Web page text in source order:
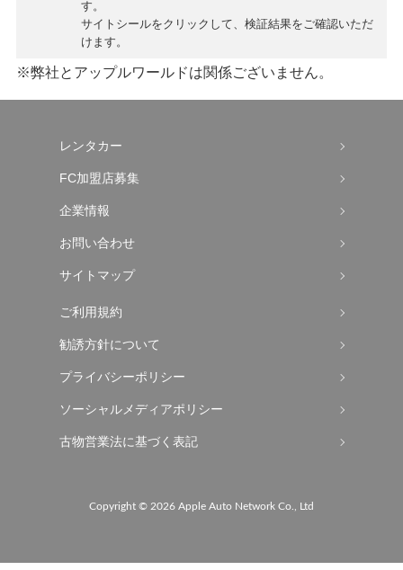
す。
サイトシールをクリックして、検証結果をご確認いただ
けます。
※弊社とアップルワールドは関係ございません。
レンタカー
FC加盟店募集
企業情報
お問い合わせ
サイトマップ
ご利用規約
勧誘方針について
プライバシーポリシー
ソーシャルメディアポリシー
古物営業法に基づく表記
Copyright © 2026 Apple Auto Network Co., Ltd